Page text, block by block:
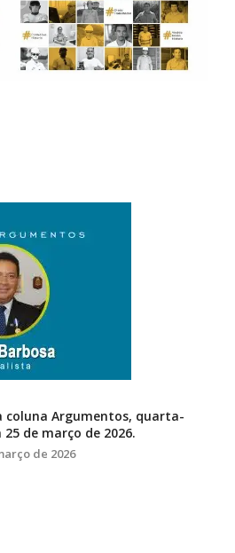
coluna Argumentos, quarta-
de março de 2026.
de 2026